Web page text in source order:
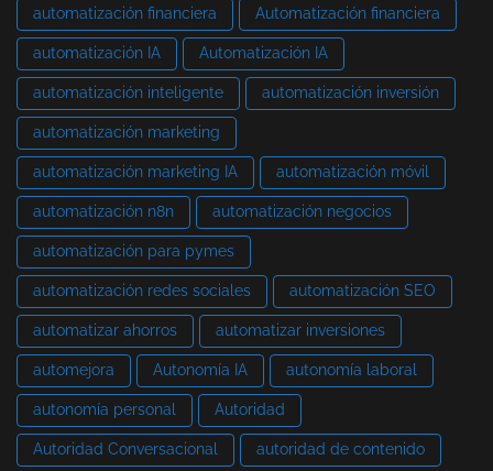
automatización financiera Automatización financiera
automatización IA Automatización IA
automatización inteligente automatización inversión
automatización marketing
automatización marketing IA automatización móvil
automatización n8n automatización negocios
automatización para pymes
automatización redes sociales automatización SEO
automatizar ahorros automatizar inversiones
automejora Autonomía IA autonomía laboral
autonomía personal Autoridad
Autoridad Conversacional autoridad de contenido